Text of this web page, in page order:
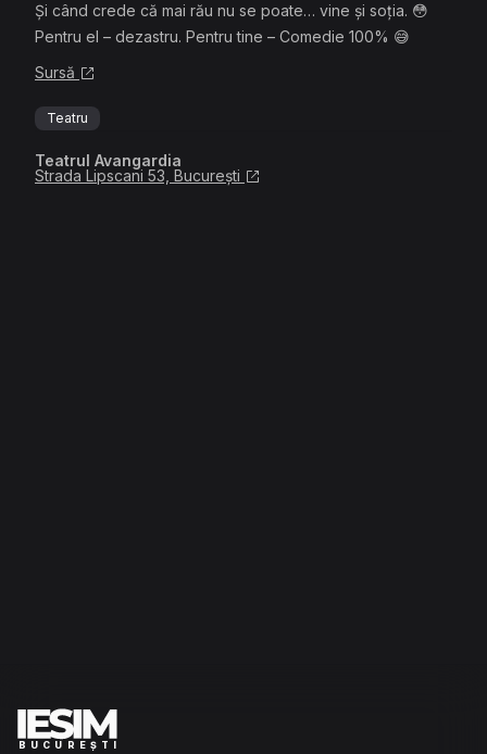
Și când crede că mai rău nu se poate… vine și soția. 😳
Pentru el – dezastru. Pentru tine – Comedie 100% 😅
Sursă
Teatru
Teatrul Avangardia
Strada Lipscani 53, București
BUCUREȘTI